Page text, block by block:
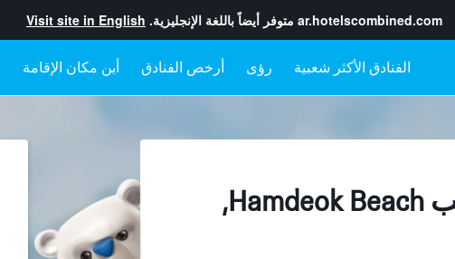
ar.hotelscombined.com متوفر أيضاً باللغة الإنجليزية. Visit site in English
رؤى أرخص الفنادق أين مكان الإقامة
الفنادقبجانب Hamdeok Beach,